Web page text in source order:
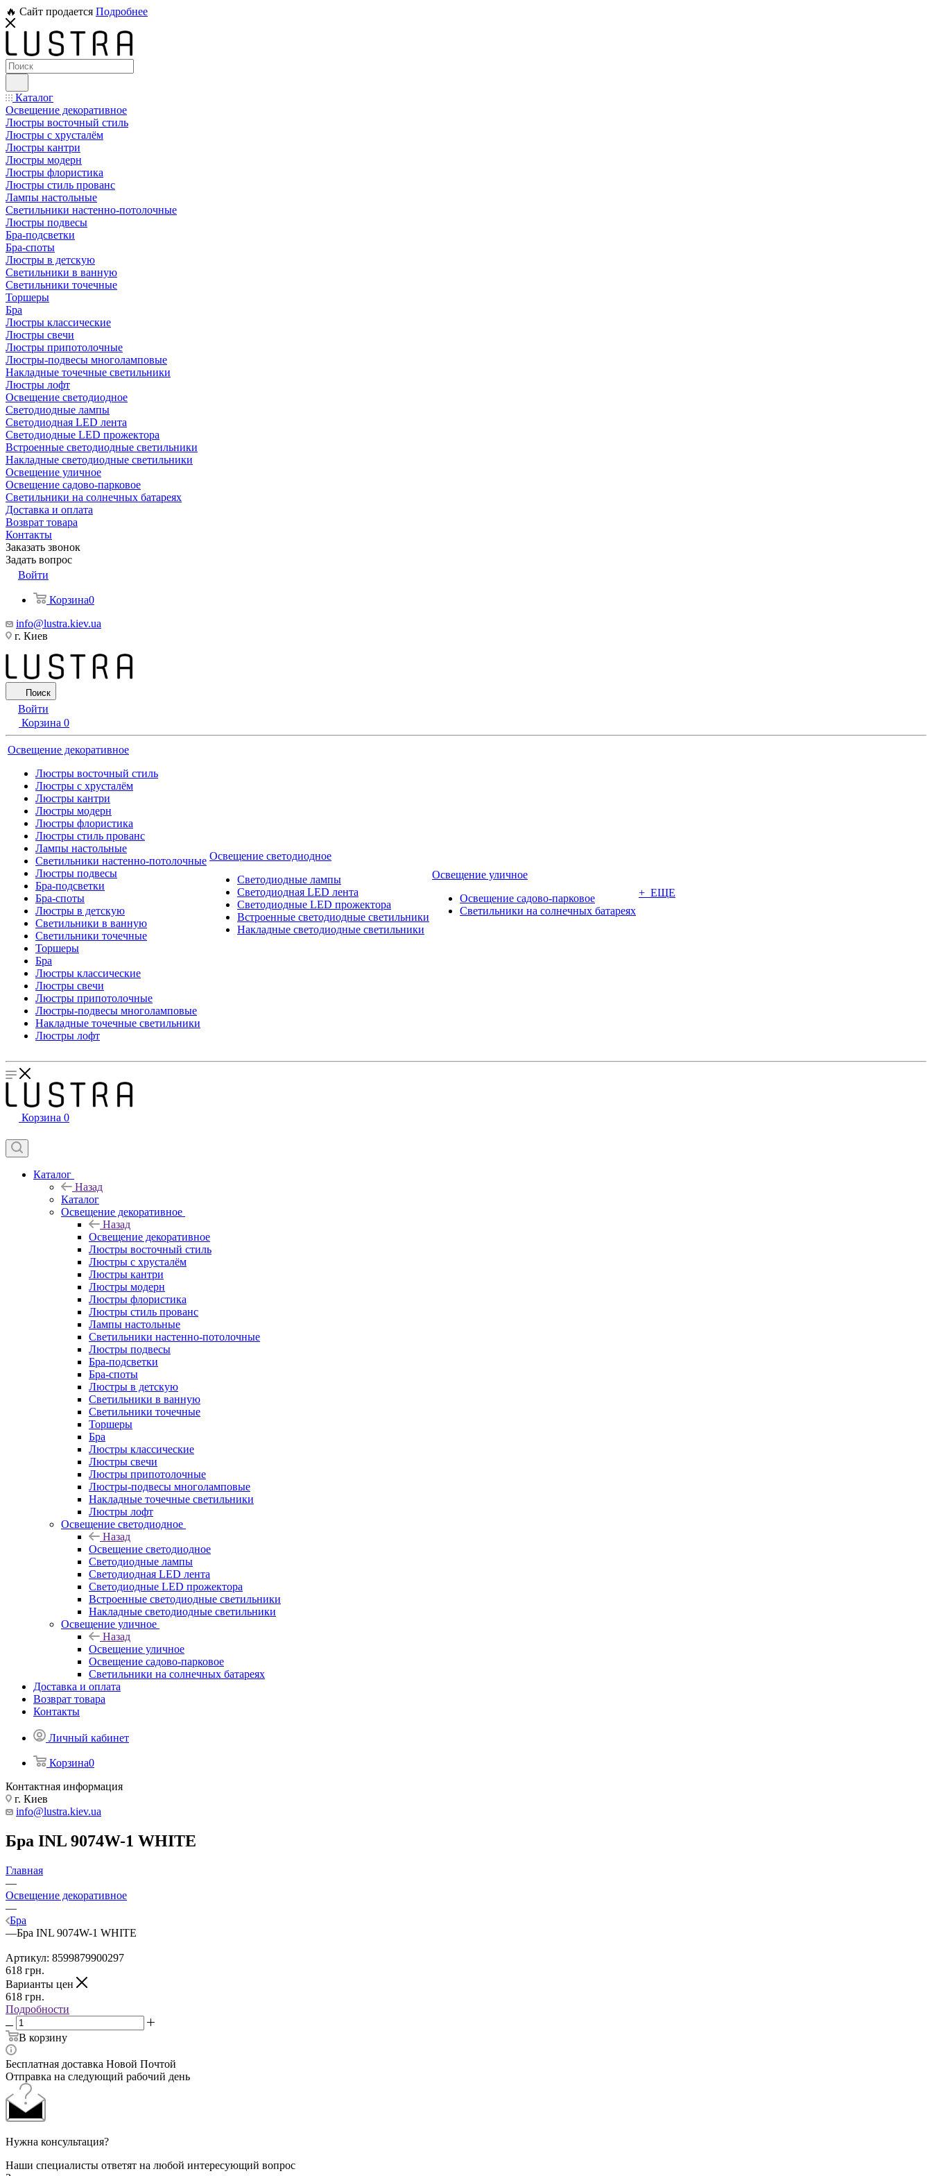
🔥 Сайт продается Подробнее
Каталог
Освещение декоративное
Люстры восточный стиль
Люстры с хрусталём
Люстры кантри
Люстры модерн
Люстры флористика
Люстры стиль прованс
Лампы настольные
Светильники настенно-потолочные
Люстры подвесы
Бра-подсветки
Бра-споты
Люстры в детскую
Светильники в ванную
Светильники точечные
Торшеры
Бра
Люстры классические
Люстры свечи
Люстры припотолочные
Люстры-подвесы многоламповые
Накладные точечные светильники
Люстры лофт
Освещение светодиодное
Светодиодные лампы
Светодиодная LED лента
Светодиодные LED прожектора
Встроенные светодиодные светильники
Накладные светодиодные светильники
Освещение уличное
Освещение садово-парковое
Светильники на солнечных батареях
Доставка и оплата
Возврат товара
Контакты
Заказать звонок
Задать вопрос
Войти
Корзина0
info@lustra.kiev.ua
г. Киев
Поиск
Войти
Корзина 0
Освещение декоративное
Люстры восточный стиль
Люстры с хрусталём
Люстры кантри
Люстры модерн
Люстры флористика
Люстры стиль прованс
Лампы настольные
Светильники настенно-потолочные
Люстры подвесы
Бра-подсветки
Бра-споты
Люстры в детскую
Светильники в ванную
Светильники точечные
Торшеры
Бра
Люстры классические
Люстры свечи
Люстры припотолочные
Люстры-подвесы многоламповые
Накладные точечные светильники
Люстры лофт
Освещение светодиодное
Светодиодные лампы
Светодиодная LED лента
Светодиодные LED прожектора
Встроенные светодиодные светильники
Накладные светодиодные светильники
Освещение уличное
Освещение садово-парковое
Светильники на солнечных батареях
+ ЕЩЕ
Корзина 0
Каталог
Назад
Каталог
Освещение декоративное
Назад
Освещение декоративное
Люстры восточный стиль
Люстры с хрусталём
Люстры кантри
Люстры модерн
Люстры флористика
Люстры стиль прованс
Лампы настольные
Светильники настенно-потолочные
Люстры подвесы
Бра-подсветки
Бра-споты
Люстры в детскую
Светильники в ванную
Светильники точечные
Торшеры
Бра
Люстры классические
Люстры свечи
Люстры припотолочные
Люстры-подвесы многоламповые
Накладные точечные светильники
Люстры лофт
Освещение светодиодное
Назад
Освещение светодиодное
Светодиодные лампы
Светодиодная LED лента
Светодиодные LED прожектора
Встроенные светодиодные светильники
Накладные светодиодные светильники
Освещение уличное
Назад
Освещение уличное
Освещение садово-парковое
Светильники на солнечных батареях
Доставка и оплата
Возврат товара
Контакты
Личный кабинет
Корзина0
Контактная информация
г. Киев
info@lustra.kiev.ua
Бра INL 9074W-1 WHITE
Главная
—
Освещение декоративное
—
Бра
—Бра INL 9074W-1 WHITE
Артикул: 8599879900297
618 грн.
Варианты цен
618 грн.
Подробности
В корзину
Бесплатная доставка Новой Почтой
Отправка на следующий рабочий день
Нужна консультация?
Наши специалисты ответят на любой интересующий вопрос